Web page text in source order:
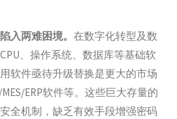
入两难困境。在数字化转型及数
、操作系统、数据库等基础软
软件亟待升级替换是更大的市场
ERP软件等。这些巨大存量的
全机制，缺乏有效手段增强密码